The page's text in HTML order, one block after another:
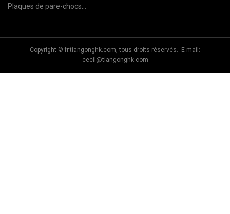
Plaques de pare-chocs
Copyright © fr.tiangonghk.com, tous droits réservés. E-mail:
cecil@tiangonghk.com